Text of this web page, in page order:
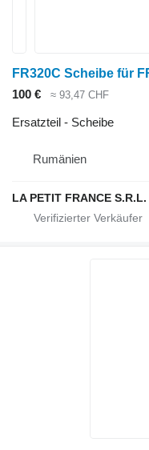
FR320C Scheibe für
100 €
≈ 93,47 CHF
Ersatzteil - Scheibe
Rumänien
LA PETIT FRANCE S.R.L.